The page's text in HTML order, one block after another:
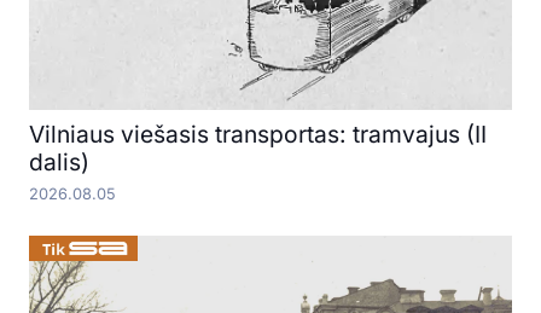
Vilniaus viešasis transportas: tramvajus (II
dalis)
2026.08.05